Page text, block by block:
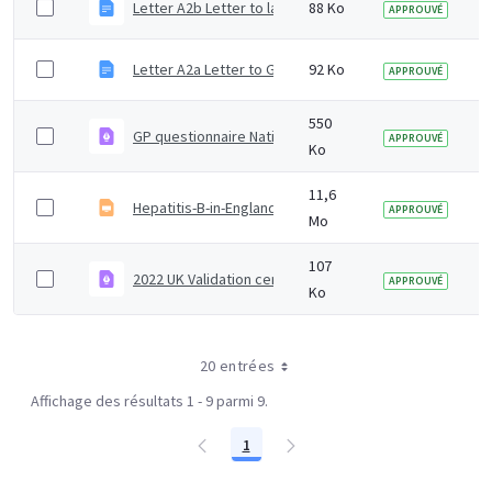
Letter A2b Letter to laboratory of diagnosis to
88 Ko APPROUVÉ
Letter A2a Letter to GP to request baseline
92 Ko APPROUVÉ
GP questionnaire National epidemiological
550
Ko
APPROUVÉ
Hepatitis-B-in-England-2024-slideset.odp
11,6
Mo
APPROUVÉ
2022 UK Validation certificate
107
Ko
APPROUVÉ
20 entrées
Affichage des résultats 1 - 9 parmi 9.
Page
1